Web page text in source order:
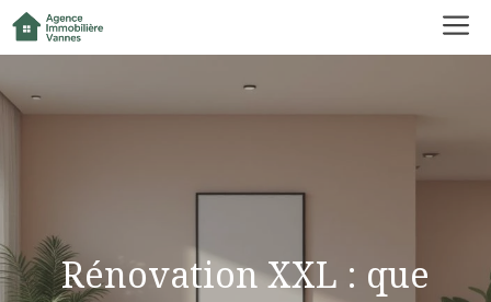
Aller
au
Rénovation XXL : que